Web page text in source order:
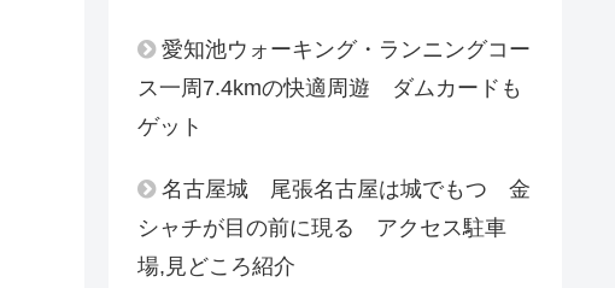
愛知池ウォーキング・ランニングコー
ス一周7.4kmの快適周遊 ダムカードも
ゲット
名古屋城 尾張名古屋は城でもつ 金
シャチが目の前に現る アクセス駐車
場,見どころ紹介